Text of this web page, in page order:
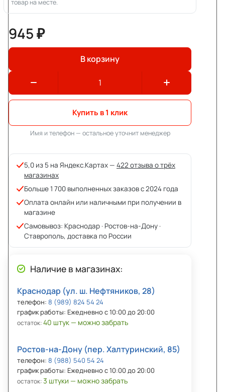
товар на месте.
945 ₽
В корзину
Купить в 1 клик
Имя и телефон — остальное уточнит менеджер
5,0 из 5 на Яндекс.Картах — 422 отзыва о трёх
магазинах
Больше 1 700 выполненных заказов с 2024 года
Оплата онлайн или наличными при получении в
магазине
Самовывоз: Краснодар · Ростов-на-Дону ·
Ставрополь, доставка по России
Наличие в магазинах:
Краснодар (ул. ш. Нефтяников, 28)
телефон: 8 (989) 824 54 24
график работы: Ежедневно с 10:00 до 20:00
остаток:40 штук — можно забрать
Ростов-на-Дону (пер. Халтуринский, 85)
телефон: 8 (988) 540 54 24
график работы: Ежедневно с 10:00 до 20:00
остаток:3 штуки — можно забрать